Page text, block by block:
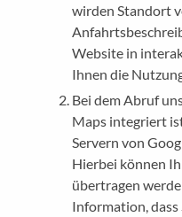
wirden Standort
Website in
Ihnen die
Bei dem Abruf
Maps integriert
Servern von
Hierbei können
übertragen
Information, dass